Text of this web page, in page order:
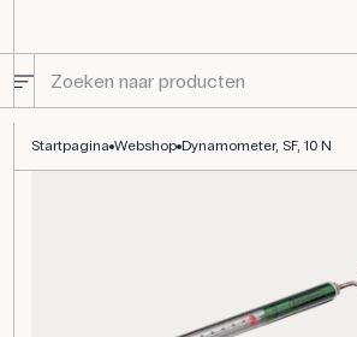
Startpagina Webshop Dynamometer, SF, 10 N